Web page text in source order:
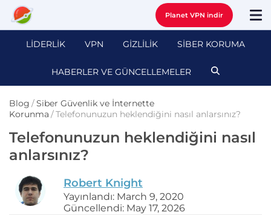
Planet VPN indir
LİDERLİK VPN GİZLİLİK SİBER KORUMA
HABERLER VE GÜNCELLEMELER
Blog /Siber Güvenlik ve İnternette
Korunma /Telefonunuzun heklendiğini nasıl anlarsınız?
Telefonunuzun heklendiğini nasıl
anlarsınız?
Robert Knight
Yayınlandı: March 9, 2020
Güncellendi: May 17, 2026